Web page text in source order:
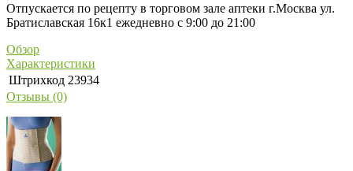
Отпускается по рецепту в торговом зале аптеки г.Москва ул.
Братиславская 16к1 ежедневно с 9:00 до 21:00
Обзор
Характеристики
Штрихкод 23934
Отзывы (0)